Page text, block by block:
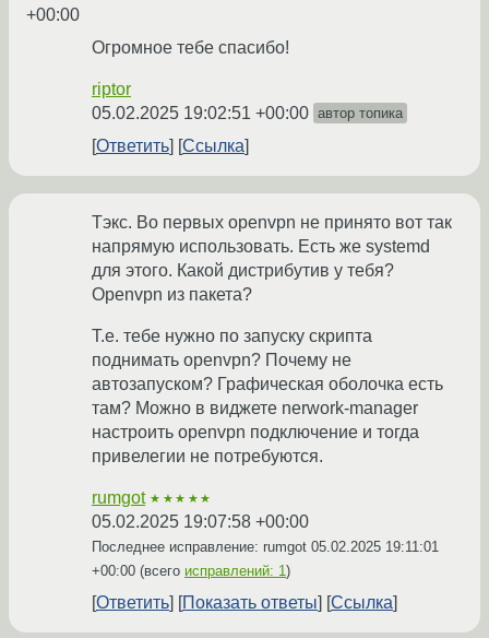
+00:00
Огромное тебе спасибо!
riptor
05.02.2025 19:02:51 +00:00 автор топика
Ответить Ссылка
Тэкс. Во первых openvpn не принято вот так
напрямую использовать. Есть же systemd
для этого. Какой дистрибутив у тебя?
Openvpn из пакета?
Т.е. тебе нужно по запуску скрипта
поднимать openvpn? Почему не
автозапуском? Графическая оболочка есть
там? Можно в виджете nerwork-manager
настроить openvpn подключение и тогда
привелегии не потребуются.
rumgot ★★★★★
05.02.2025 19:07:58 +00:00
Последнее исправление: rumgot 05.02.2025 19:11:01
+00:00 (всего исправлений: 1)
Ответить Показать ответы Ссылка